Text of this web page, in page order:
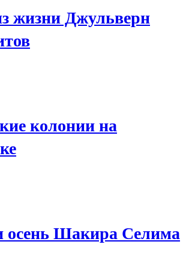
жизни Джульверн
колонии на
осень Шакира Селима